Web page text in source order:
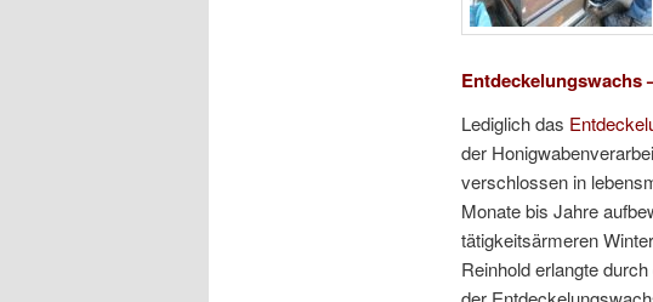
Entdeckelungswachs
Lediglich das
der
verschlossen in
Monate bis Jahre
tätigkeitsärmeren
Reinhold erlangte